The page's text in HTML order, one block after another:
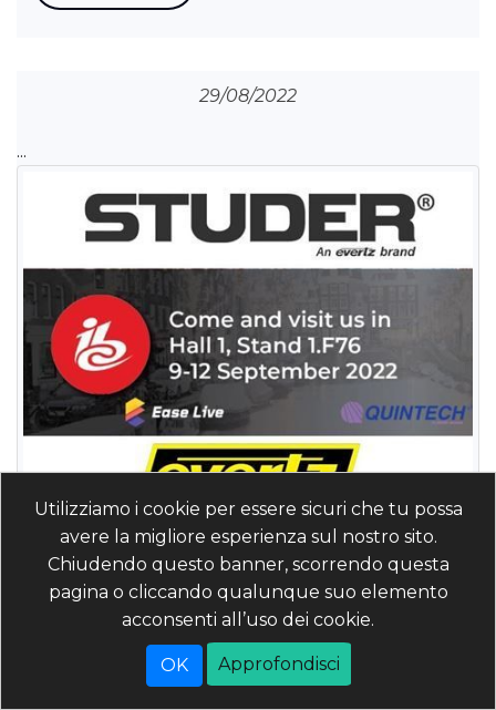
29/08/2022
...
Evertz e Studer portano l'audio nel
mondo IP
Utilizziamo i cookie per essere sicuri che tu possa
avere la migliore esperienza sul nostro sito.
Chiudendo questo banner, scorrendo questa
pagina o cliccando qualunque suo elemento
acconsenti all’uso dei cookie.
Approfondisci